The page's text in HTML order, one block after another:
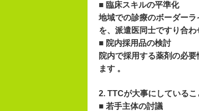
■ 臨床スキルの平準化
地域での診療のボーダーラ
を、派遣医同士ですり合わ
■ 院内採用品の検討
院内で採用する薬剤の必
ます 。
2. TTCが大事にしているこ
■ 若手主体の討議